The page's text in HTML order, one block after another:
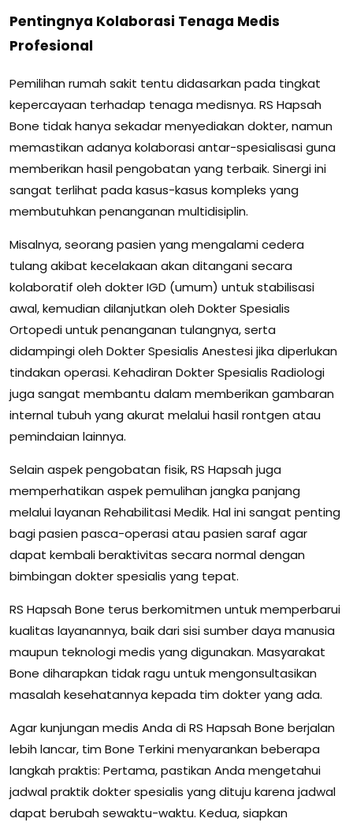
Pentingnya Kolaborasi Tenaga Medis
Profesional
Pemilihan rumah sakit tentu didasarkan pada tingkat
kepercayaan terhadap tenaga medisnya. RS Hapsah
Bone tidak hanya sekadar menyediakan dokter, namun
memastikan adanya kolaborasi antar-spesialisasi guna
memberikan hasil pengobatan yang terbaik. Sinergi ini
sangat terlihat pada kasus-kasus kompleks yang
membutuhkan penanganan multidisiplin.
Misalnya, seorang pasien yang mengalami cedera
tulang akibat kecelakaan akan ditangani secara
kolaboratif oleh dokter IGD (umum) untuk stabilisasi
awal, kemudian dilanjutkan oleh Dokter Spesialis
Ortopedi untuk penanganan tulangnya, serta
didampingi oleh Dokter Spesialis Anestesi jika diperlukan
tindakan operasi. Kehadiran Dokter Spesialis Radiologi
juga sangat membantu dalam memberikan gambaran
internal tubuh yang akurat melalui hasil rontgen atau
pemindaian lainnya.
Selain aspek pengobatan fisik, RS Hapsah juga
memperhatikan aspek pemulihan jangka panjang
melalui layanan Rehabilitasi Medik. Hal ini sangat penting
bagi pasien pasca-operasi atau pasien saraf agar
dapat kembali beraktivitas secara normal dengan
bimbingan dokter spesialis yang tepat.
RS Hapsah Bone terus berkomitmen untuk memperbarui
kualitas layanannya, baik dari sisi sumber daya manusia
maupun teknologi medis yang digunakan. Masyarakat
Bone diharapkan tidak ragu untuk mengonsultasikan
masalah kesehatannya kepada tim dokter yang ada.
Agar kunjungan medis Anda di RS Hapsah Bone berjalan
lebih lancar, tim Bone Terkini menyarankan beberapa
langkah praktis: Pertama, pastikan Anda mengetahui
jadwal praktik dokter spesialis yang dituju karena jadwal
dapat berubah sewaktu-waktu. Kedua, siapkan